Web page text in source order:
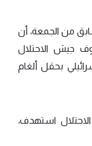
من الجمعة، أن
جيش الاحتلال
بحقل ألغام
استهدف،